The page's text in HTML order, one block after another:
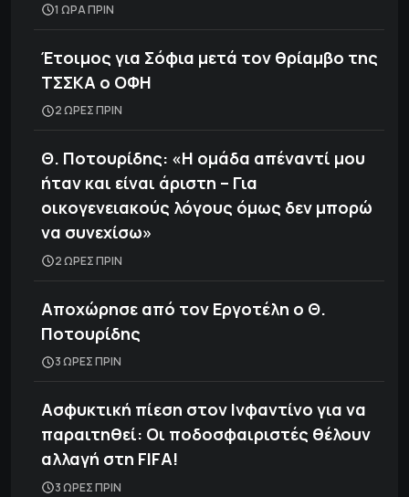
1 ΩΡΑ ΠΡΙΝ
Έτοιμος για Σόφια μετά τον θρίαμβο της
ΤΣΣΚΑ ο ΟΦΗ
2 ΩΡΕΣ ΠΡΙΝ
Θ. Ποτουρίδης: «Η ομάδα απέναντί μου
ήταν και είναι άριστη – Για
οικογενειακούς λόγους όμως δεν μπορώ
να συνεχίσω»
2 ΩΡΕΣ ΠΡΙΝ
Αποχώρησε από τον Εργοτέλη ο Θ.
Ποτουρίδης
3 ΩΡΕΣ ΠΡΙΝ
Ασφυκτική πίεση στον Ινφαντίνο για να
παραιτηθεί: Οι ποδοσφαιριστές θέλουν
αλλαγή στη FIFA!
3 ΩΡΕΣ ΠΡΙΝ